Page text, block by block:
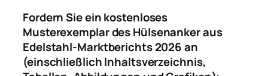
Fordern Sie ein kostenloses
Musterexemplar des Hülsenanker aus
Edelstahl-Marktberichts 2026 an
(einschließlich Inhaltsverzeichnis,